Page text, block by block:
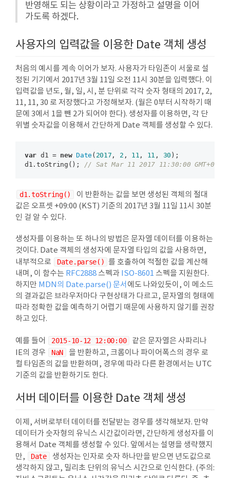
반영해도 되는 상황이라고 가정하고 설명을 이어
가도록 하겠다.
사용자의 입력값을 이용한 Date 객체 생성
처음의 예시를 계속 이어가 보자. 사용자가 타임존이 서울로 설
정된 기기에서 2017년 3월 11일 오전 11시 30분을 입력했다. 이
입력값을 년도, 월, 일, 시, 분 단위로 각각 숫자 형태의 2017, 2,
11, 11, 30 로 저장했다고 가정해보자. (월은 0부터 시작하기 때
문에 3에서 1을 뺀 2가 되어야 한다). 생성자를 이용하면, 각 단
위별 숫자값을 이용해서 간단하게 Date 객체를 생성할 수 있다.
var d1 = new Date ( 2017 , 2 , 11 , 11 , 30 );
d1.toString(); // Sat Mar 11 2017 11:30:00 GMT+0900
d1.toString()
이 반환하는 값을 보면 생성된 객체의 절대
값은 오프셋 +09:00 (KST) 기준의 2017년 3월 11일 11시 30분
인 걸 알 수 있다.
생성자를 이용하는 또 하나의 방법은 문자열 데이터를 이용하는
것이다. Date 객체의 생성자에 문자열 타입의 값을 사용하면,
내부적으로
Date.parse() 를 호출하여 적절한 값을 계산해
내며, 이 함수는 RFC2888스펙과 ISO-8601 스펙을 지원한다.
하지만 MDN의 Date.parse() 문서 에도 나와있듯이, 이 메소드
의 결과값은 브라우저마다 구현상태가 다르고, 문자열의 형태에
따라 정확한 값을 예측하기 어렵기 때문에 사용하지 않기를 권장
하고 있다.
예를 들어 2015-10-12 12:00:00
같은 문자열은 사파리나
IE의 경우
NaN
을 반환하고, 크롬이나 파이어폭스의 경우 로
컬 타임존의 값을 반환하며, 경우에 따라 다른 환경에서는 UTC
기준의 값을 반환하기도 한다.
서버 데이터를 이용한 Date 객체 생성
이제, 서버로부터 데이터를 전달받는 경우를 생각해보자. 만약
데이터가 숫자형의 유닉스 시간값이라면, 간단하게 생성자를 이
용해서 Date 객체를 생성할 수 있다. 앞에서는 설명을 생략했지
만,
Date
생성자는 인자로 숫자 하나만을 받으면 년도값으로
생각하지 않고, 밀리초 단위의 유닉스 시간으로 인식한다. (주의: